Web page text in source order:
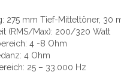
275 mm Tief-Mitteltöner, ​30
(RMS/Max): 200/320 Watt
4 -8 Ohm
4 Ohm
25 – 33.000 Hz​